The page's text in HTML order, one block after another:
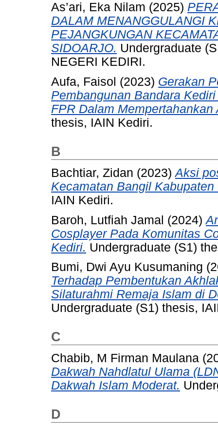
As’ari, Eka Nilam (2025)
DALAM MENANGGULANGI
PEJANGKUNGAN
SIDOARJO. Undergraduate
NEGERI KEDIRI.
Aufa, Faisol (2023) Gerakan
Pembangunan Bandara
FPR Dalam Mempertahankan
thesis, IAIN Kediri.
B
Bachtiar, Zidan (2023)Aksi
Kecamatan Bangil Kabupaten
IAIN Kediri.
Baroh, Lutfiah Jamal (2024)
Cosplayer Pada Komunitas
Kediri. Undergraduate (S1)
Bumi, Dwi Ayu Kusumaning
Terhadap Pembentukan
Silaturahmi Remaja Islam di
Undergraduate (S1) thesis,
C
Chabib, M Firman Maulana
Dakwah Nahdlatul Ulama
Dakwah Islam Moderat.
D